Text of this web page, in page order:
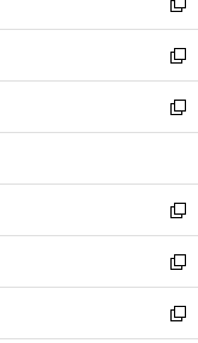
開
く
ド
ウ
で
開
く
ィ
ン
ド
ウ
で
開
い
ウ
ィ
ン
ド
ウ
開
く
新
し
い
ウ
ィ
ン
ウ
で
開
く
新
し
い
ウ
ン
ド
ウ
で
開
く
新
し
ウ
ィ
ン
ド
ウ
で
開
新
し
い
ウ
ィ
新
し
い
新